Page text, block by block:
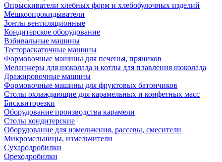
Опрыскиватели хлебных форм и хлебобулочных изделий
Мешкоопрокидыватели
Зонты вентиляционные
Кондитерское оборудование
Взбивальные машины
Тестораскаточные машины
Формовочные машины для печенья, пряников
Меланжеры для шоколада и котлы для плавления шоколада
Дражировочные машины
Формовочные машины для фруктовых батончиков
Столы охлаждающие для карамельных и конфетных масс
Бисквиторезки
Оборудование производства карамели
Столы кондитерские
Оборудование для измельчения, рассевы, смесители
Микромельницы, измельчители
Сухародробилки
Ореходробилки